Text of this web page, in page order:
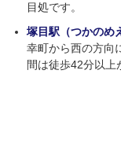
目処です。
塚目駅（つかのめ
幸町から西の方向
間は徒歩42分以上